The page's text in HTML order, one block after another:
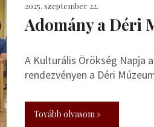
2025. szeptember 22.
Adomány a Déri
A Kulturális Örökség Napja
rendezvényen a Déri
Tovább olvasom »